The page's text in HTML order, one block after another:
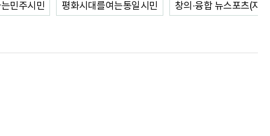
민주시민 평화시대를여는통일시민 창의·융합 뉴스포츠(지